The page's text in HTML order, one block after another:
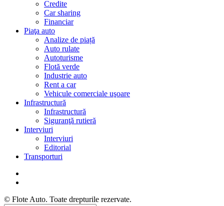
Credite
Car sharing
Financiar
Piaţa auto
Analize de piață
Auto rulate
Autoturisme
Flotă verde
Industrie auto
Rent a car
Vehicule comerciale uşoare
Infrastructură
Infrastructură
Siguranţă rutieră
Interviuri
Interviuri
Editorial
Transporturi
© Flote Auto. Toate drepturile rezervate.